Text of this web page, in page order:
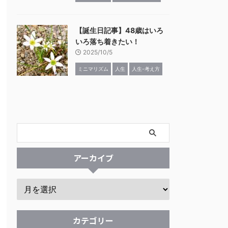
【誕生日記事】48歳はいろ
いろ落ち着きたい！
2025/10/5
ミニマリズム 人生 人生-考え方
アーカイブ
カテゴリー